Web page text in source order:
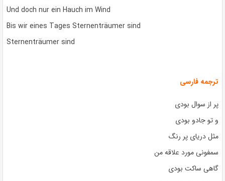
Und doch nur ein Hauch im Wind
Bis wir eines Tages Sternenträumer sind
Sternenträumer sind
ترجمه فارسی
پر از سوال بودی
و تو جادو بودی
مثل دریای پر رنگ
سمفونی مورد علاقه من
گاهی ساکت بودی